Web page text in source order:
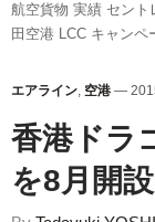
航空貨物 実績 セント
田空港 LCC キャンペ
A350 XWB
737NG
週の注目記事
エアライン, 空港 —
香港ドラ
を8月開設